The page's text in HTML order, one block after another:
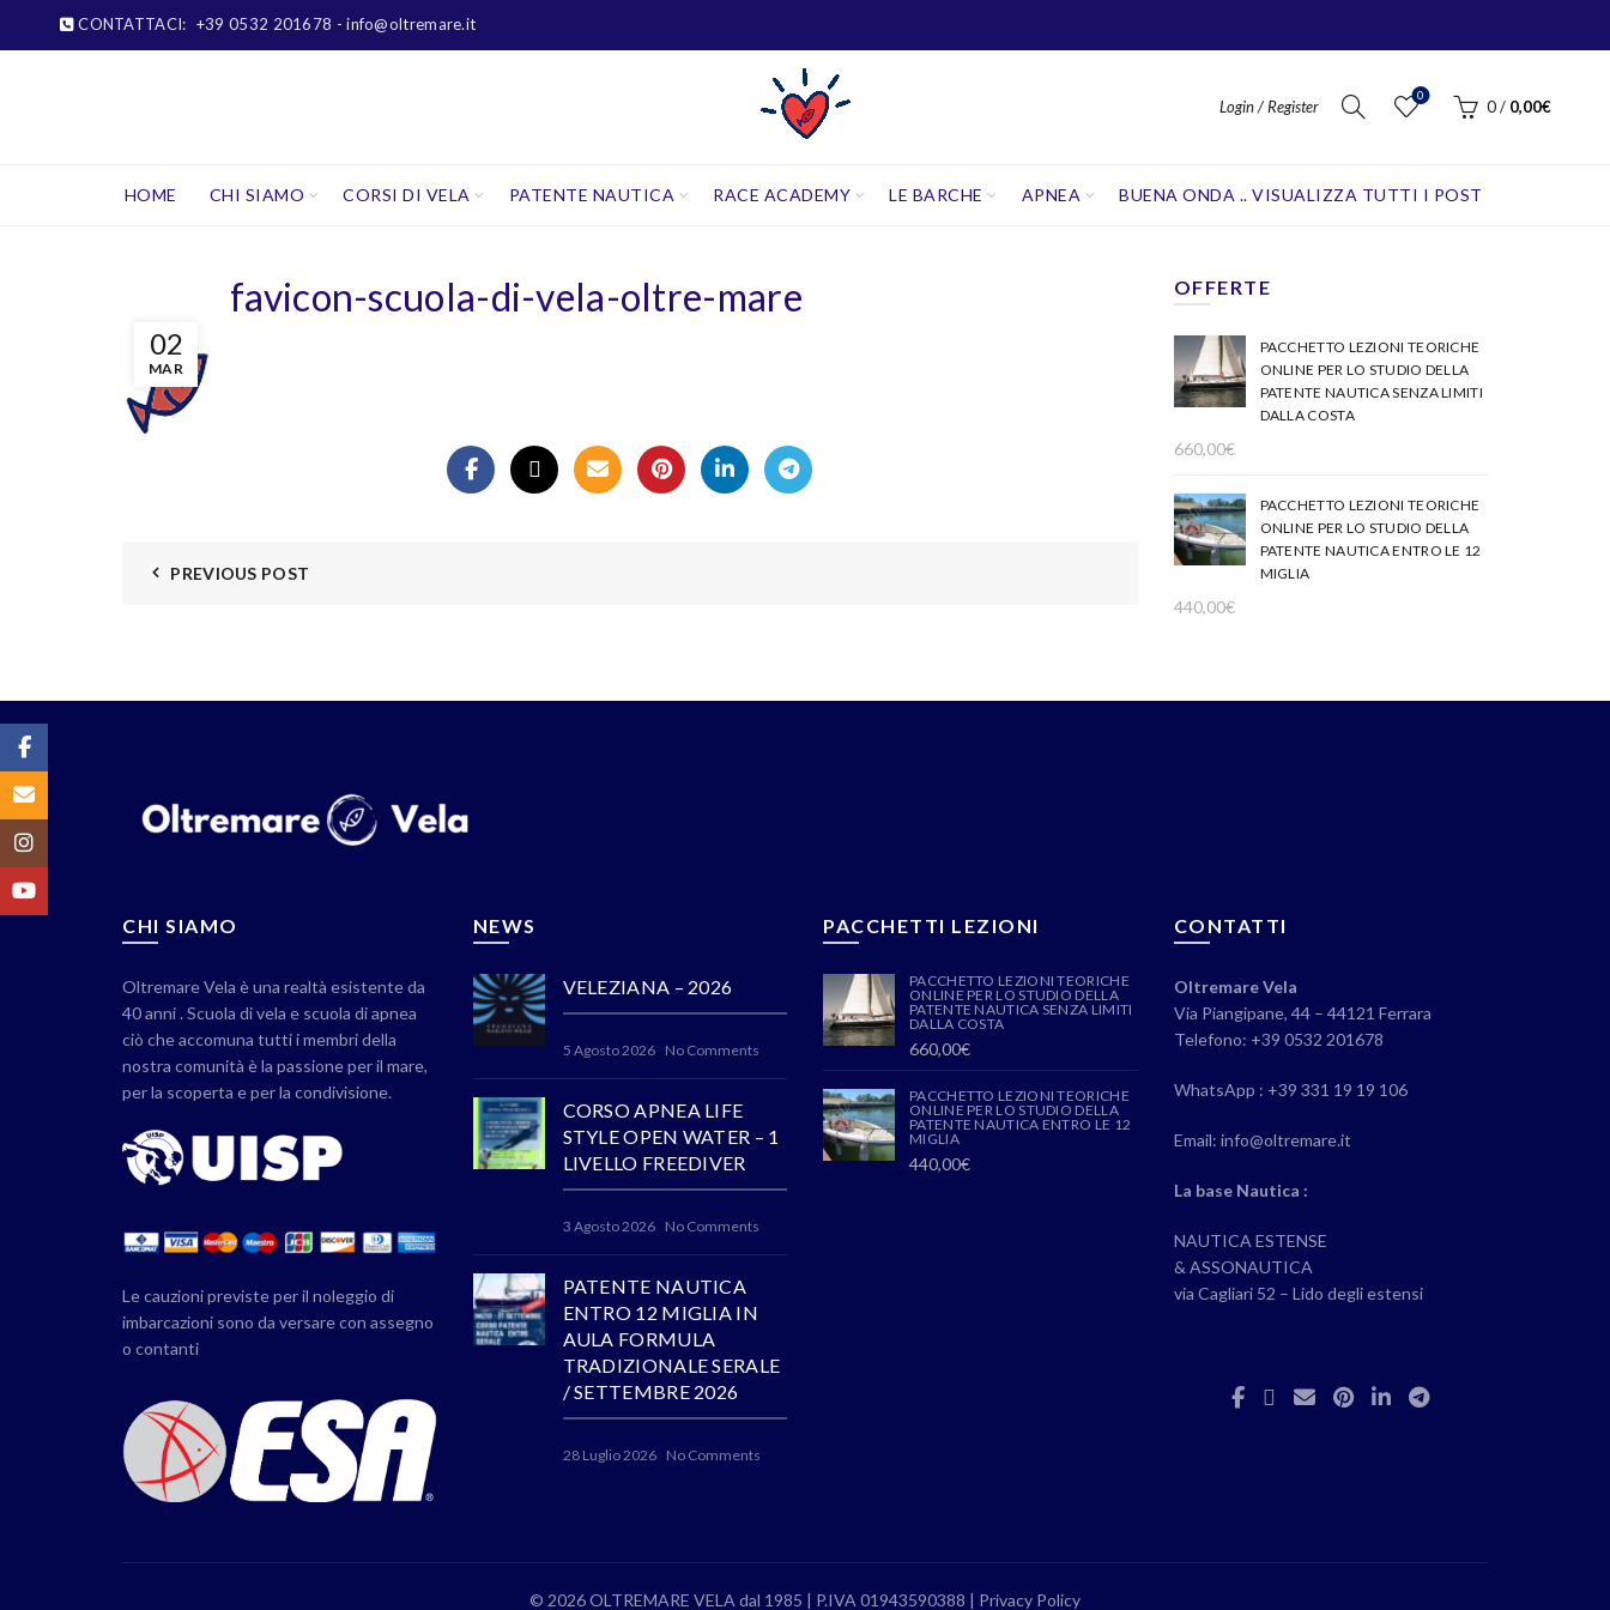
CONTATTACI: +39 0532 201678 - info@oltremare.it
Login / Register
0
0 / 0,00€
HOME CHI SIAMO CORSI DI VELA PATENTE NAUTICA RACE ACADEMY LE BARCHE APNEA BUENA ONDA .. VISUALIZZA TUTTI I POST
02
MAR
favicon-scuola-di-vela-oltre-mare
PREVIOUS POST
OFFERTE
PACCHETTO LEZIONI TEORICHE
ONLINE PER LO STUDIO DELLA
PATENTE NAUTICA SENZA LIMITI
DALLA COSTA
660,00€
PACCHETTO LEZIONI TEORICHE
ONLINE PER LO STUDIO DELLA
PATENTE NAUTICA ENTRO LE 12
MIGLIA
440,00€
CHI SIAMO
Oltremare Vela è una realtà esistente da
40 anni . Scuola di vela e scuola di apnea
ciò che accomuna tutti i membri della
nostra comunità è la passione per il mare,
per la scoperta e per la condivisione.
Le cauzioni previste per il noleggio di
imbarcazioni sono da versare con assegno
o contanti
NEWS
VELEZIANA – 2026
5 Agosto 2026 No Comments
CORSO APNEA LIFE
STYLE OPEN WATER – 1
LIVELLO FREEDIVER
3 Agosto 2026 No Comments
PATENTE NAUTICA
ENTRO 12 MIGLIA IN
AULA FORMULA
TRADIZIONALE SERALE
/ SETTEMBRE 2026
28 Luglio 2026 No Comments
PACCHETTI LEZIONI
PACCHETTO LEZIONI TEORICHE
ONLINE PER LO STUDIO DELLA
PATENTE NAUTICA SENZA LIMITI
DALLA COSTA
660,00€
PACCHETTO LEZIONI TEORICHE
ONLINE PER LO STUDIO DELLA
PATENTE NAUTICA ENTRO LE 12
MIGLIA
440,00€
CONTATTI
Oltremare Vela
Via Piangipane, 44 – 44121 Ferrara
Telefono: +39 0532 201678
WhatsApp : +39 331 19 19 106
Email: info@oltremare.it
La base Nautica :
NAUTICA ESTENSE
& ASSONAUTICA
via Cagliari 52 – Lido degli estensi
© 2026 OLTREMARE VELA dal 1985 | P.IVA 01943590388 | Privacy Policy